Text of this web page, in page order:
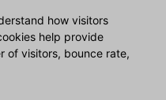
how visitors
help provide
of visitors, bounce rate,